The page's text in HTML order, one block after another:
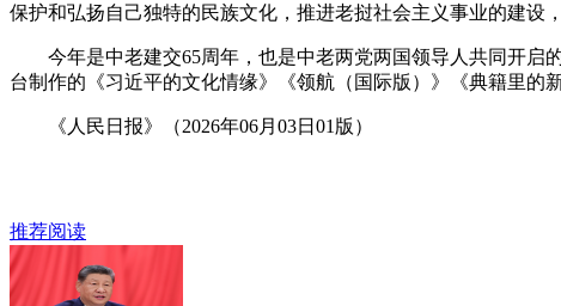
保护和弘扬自己独特的民族文化，推进老挝社会主义事业的建设
今年是中老建交65周年，也是中老两党两国领导人共同开启的
台制作的《习近平的文化情缘》《领航（国际版）》《典籍里的
《人民日报》（2026年06月03日01版）
推荐阅读